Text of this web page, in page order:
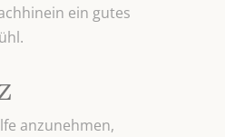
ein gutes
anzunehmen,